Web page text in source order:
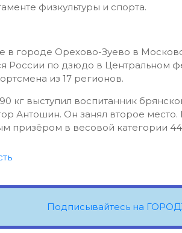
физкультуры и спорта.
городе Орехово-Зуево в
России по дзюдо в Центральном
из 17 регионов.
кг выступил воспитанник
Антошин. Он занял второе
призёром в весовой категории 44
Подписывайтесь на